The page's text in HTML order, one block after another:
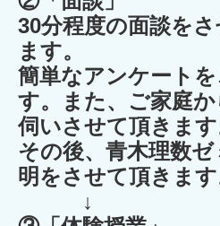
30分程度の面談を
ます。
簡単なアンケートを
す。また、ご家庭
伺いさせて頂きます
その後、青木理数
明をさせて頂きます
↓